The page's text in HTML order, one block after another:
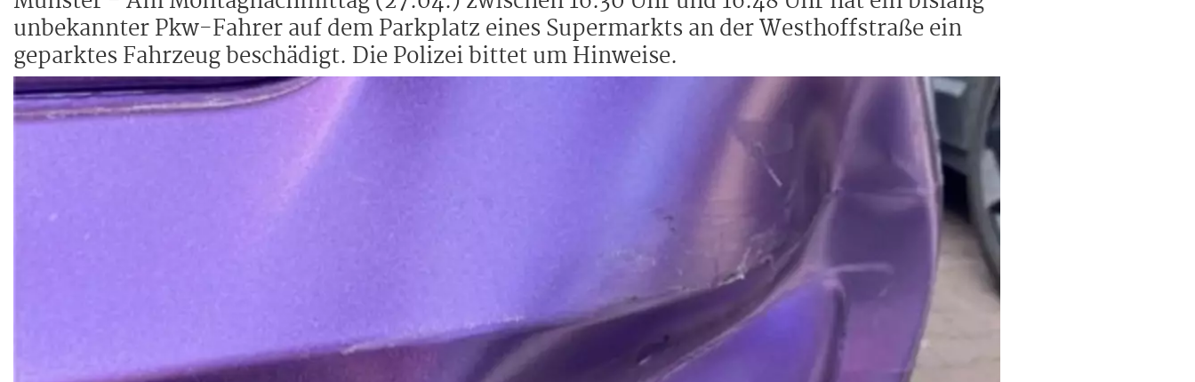
unbekannter Pkw-Fahrer auf dem Parkplatz eines Supermarkts an der Westhoffstraße ein
geparktes Fahrzeug beschädigt. Die Polizei bittet um Hinweise.